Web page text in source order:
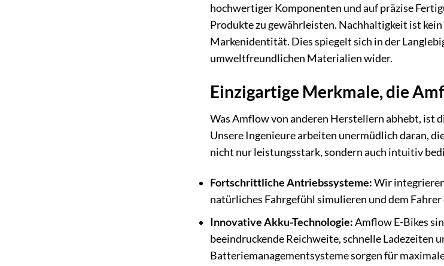
hochwertiger Komponenten und auf präzise
Produkte zu gewährleisten. Nachhaltigkeit ist
Markenidentität. Dies spiegelt sich in der
umweltfreundlichen Materialien wider.
Einzigartige Merkmale, die
Was Amflow von anderen Herstellern abhebt, ist
Unsere Ingenieure arbeiten unermüdlich daran,
nicht nur leistungsstark, sondern auch intuitiv
Fortschrittliche Antriebssysteme:Wir
natürliches Fahrgefühl simulieren und dem
Innovative Akku-Technologie:Amflow E-Bikes
beeindruckende Reichweite, schnelle Ladezeiten
Batteriemanagementsysteme sorgen für